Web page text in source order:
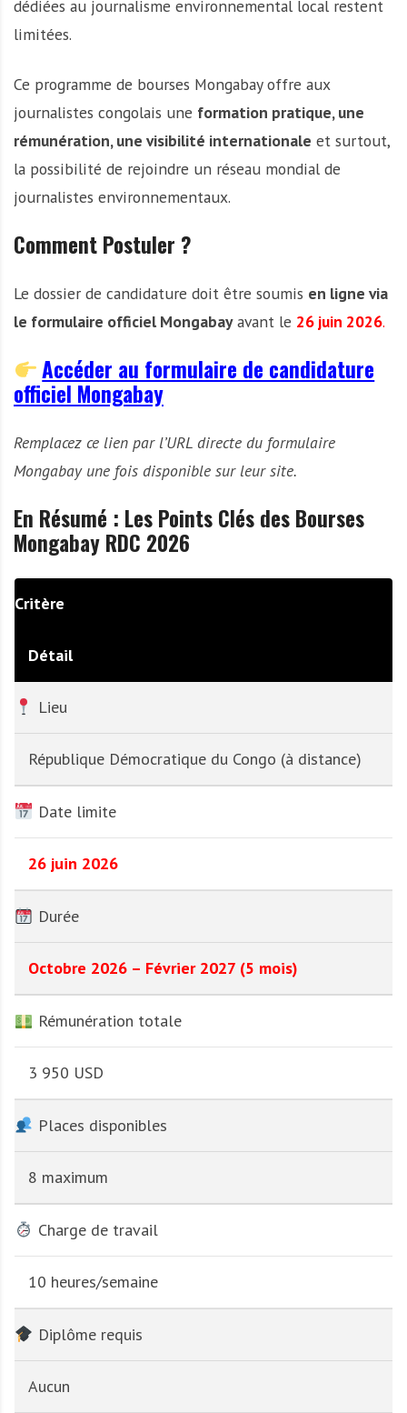
dédiées au journalisme environnemental local restent
limitées.
Ce programme de bourses Mongabay offre aux
journalistes congolais une formation pratique, une
rémunération, une visibilité internationale et surtout,
la possibilité de rejoindre un réseau mondial de
journalistes environnementaux.
Comment Postuler ?
Le dossier de candidature doit être soumis en ligne via
le formulaire officiel Mongabayavant le 26 juin 2026.
Accéder au formulaire de candidature
officiel Mongabay
Remplacez ce lien par l’URL directe du formulaire
Mongabay une fois disponible sur leur site.
En Résumé : Les Points Clés des Bourses
Mongabay RDC 2026
Critère
Détail
Lieu
République Démocratique du Congo (à distance)
Date limite
26 juin 2026
Durée
Octobre 2026 – Février 2027 (5 mois)
Rémunération totale
3 950 USD
Places disponibles
8 maximum
Charge de travail
10 heures/semaine
Diplôme requis
Aucun